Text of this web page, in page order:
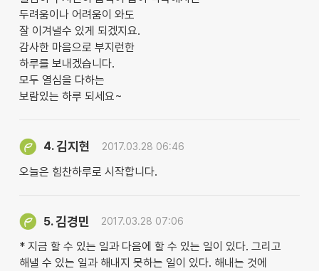
두려움이나 어려움이 와도
잘 이겨낼수 있게 되겠지요.
감사한 마음으로 부지런한
하루를 보내겠습니다.
모두 열심을 다하는
보람있는 하루 되세요~
4.김지현 2017.03.28 06:46
오늘은 힘찬하루로 시작합니다.
5.김경민 2017.03.28 07:06
* 지금 할 수 있는 일과 다음에 할 수 있는 일이 있다. 그리고
해낼 수 있는 일과 해내지 못하는 일이 있다. 해내는 것에